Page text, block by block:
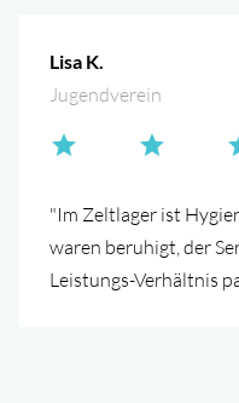
Lisa K.
Jugendverein
"Im Zeltlager ist
waren beruhigt, der
Leistungs-Verhältnis